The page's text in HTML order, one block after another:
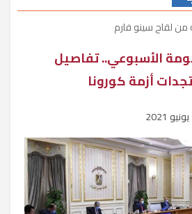
لقاح سينو فارم
الأسبوعي.. تفاصيل
أزمة كورونا